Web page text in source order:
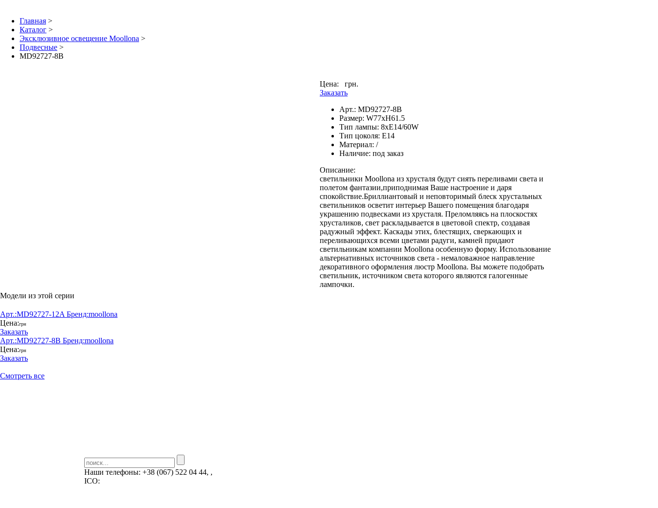
Главная >
Каталог >
Эксклюзивное освещение Moollona >
Подвесные >
MD92727-8B
Цена:
грн.
Заказать
Арт.: MD92727-8B
Размер: W77xH61.5
Тип лампы: 8xE14/60W
Тип цоколя: E14
Материал: /
Наличие: под заказ
Описание:
светильники Moollona из хрусталя будут сиять переливами света и
полетом фантазии,приподнимая Ваше настроение и даря
спокойствие.Бриллиантовый и неповторимый блеск хрустальных
светильников осветит интерьер Вашего помещения благодаря
украшению подвесками из хрусталя. Преломляясь на плоскостях
хрусталиков, свет раскладывается в цветовой спектр, создавая
радужный эффект. Каскады этих, блестящих, сверкающих и
переливающихся всеми цветами радуги, камней придают
светильникам компании Moollona особенную форму. Использование
альтернативных источников света - немаловажное направление
декоративного оформления люстр Moollona. Вы можете подобрать
светильник, источником света которого являются галогенные
лампочки.
Модели из этой серии
Арт.:MD92727-12A Бренд:moollona
Цена:грн
Заказать
Арт.:MD92727-8B Бренд:moollona
Цена:грн
Заказать
Смотреть все
Наши телефоны: +38 (067) 522 04 44, ,
ICQ: